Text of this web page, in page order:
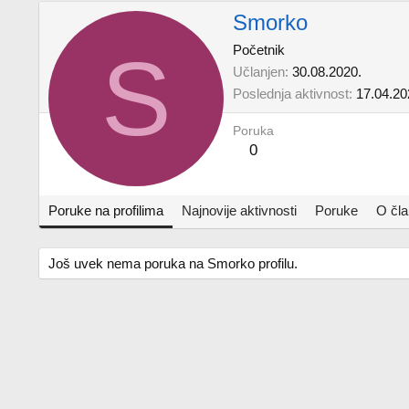
S
Smorko
Početnik
Učlanjen 30.08.2020.
Poslednja aktivnost
Poruka
0
Poruke na profilima Najnovije aktivnosti Poruke O
Još uvek nema poruka na Smorko profilu.